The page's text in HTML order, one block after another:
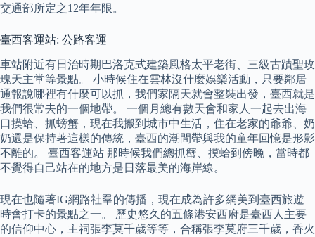
交通部所定之12年年限。
臺西客運站: 公路客運
車站附近有日治時期巴洛克式建築風格太平老街、三級古蹟聖玫
瑰天主堂等景點。 小時候住在雲林沒什麼娛樂活動，只要鄰居
通報說哪裡有什麼可以抓，我們家隔天就會整裝出發，臺西就是
我們很常去的一個地帶。 一個月總有數天會和家人一起去出海
口摸蛤、抓螃蟹，現在我搬到城市中生活，住在老家的爺爺、奶
奶還是保持著這樣的傳統，臺西的潮間帶與我的童年回憶是形影
不離的。 臺西客運站 那時候我們總抓蟹、摸蛤到傍晚，當時都
不覺得自己站在的地方是日落最美的海岸線。
現在也隨著IG網路社羣的傳播，現在成為許多網美到臺西旅遊
時會打卡的景點之一。 歷史悠久的五條港安西府是臺西人主要
的信仰中心，主祠張李莫千歲等等，合稱張李莫府三千歲，香火